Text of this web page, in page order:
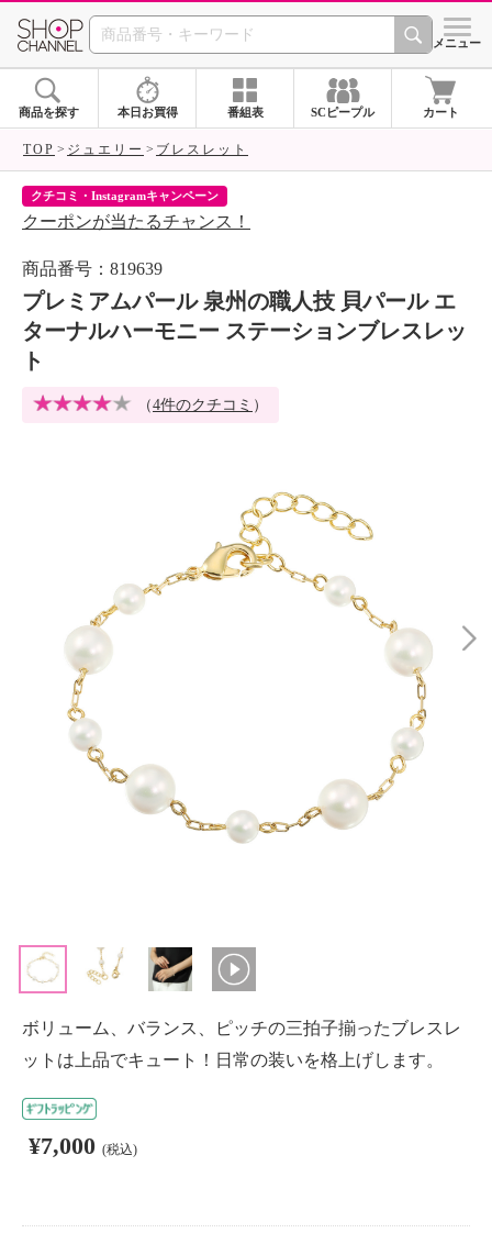
SHOP CHANNEL シメニュー
商品を探す 本日お買得 番組表 SCピープル カート
TOP ジュエリー ブレスレット
クチコミ・Instagramキャンペーン
クーポンが当たるチャンス！
商品番号：819639
プレミアムパール 泉州の職人技 貝パール エ
ターナルハーモニー ステーションブレスレッ
ト
（4件のクチコミ ）
ボリューム、バランス、ピッチの三拍子揃ったブレスレ
ットは上品でキュート！日常の装いを格上げします。
¥7,000 (税込)